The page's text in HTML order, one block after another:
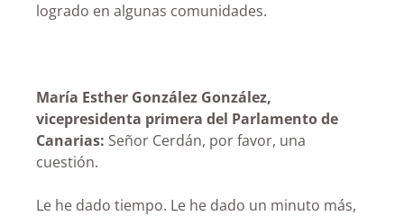
logrado en algunas comunidades.
María Esther González González,
vicepresidenta primera del Parlamento de
Canarias: Señor Cerdán, por favor, una
cuestión.
Le he dado tiempo. Le he dado un minuto más,